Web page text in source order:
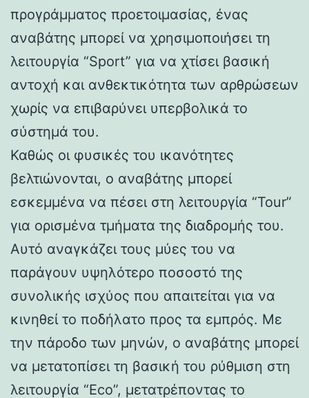
προγράμματος προετοιμασίας, ένας
αναβάτης μπορεί να χρησιμοποιήσει τη
λειτουργία “Sport” για να χτίσει βασική
αντοχή και ανθεκτικότητα των αρθρώσεων
χωρίς να επιβαρύνει υπερβολικά το
σύστημά του.
Καθώς οι φυσικές του ικανότητες
βελτιώνονται, ο αναβάτης μπορεί
εσκεμμένα να πέσει στη λειτουργία “Tour”
για ορισμένα τμήματα της διαδρομής του.
Αυτό αναγκάζει τους μύες του να
παράγουν υψηλότερο ποσοστό της
συνολικής ισχύος που απαιτείται για να
κινηθεί το ποδήλατο προς τα εμπρός. Με
την πάροδο των μηνών, ο αναβάτης μπορεί
να μετατοπίσει τη βασική του ρύθμιση στη
λειτουργία “Eco”, μετατρέποντας το